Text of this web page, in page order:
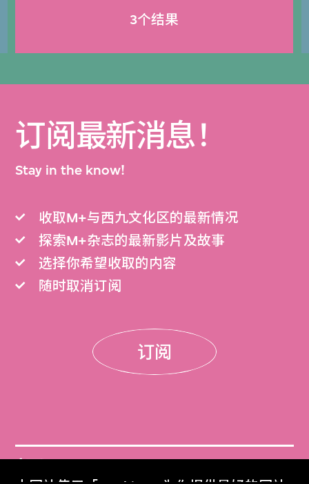
3个结果
订阅最新消息！
Stay in the know!
收取M+与西九文化区的最新情况
探索M+杂志的最新影片及故事
选择你希望收取的内容
随时取消订阅
订阅
门票